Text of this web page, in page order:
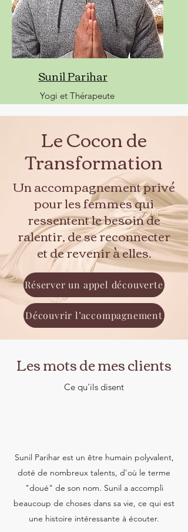
Sunil Parihar
Yogi et Thérapeute
Le Cocon de
Transformation
Un accompagnement privé
pour les femmes qui
ressentent le besoin de
ralentir, de se reconnecter
et de revenir à elles.
Réserver un appel découverte
Découvrir l’accompagnement
Les mots de mes clients
Ce qu'ils disent
Sunil Parihar est un être humain polyvalent,
doté de nombreux talents, d'où le terme
"doué" de son nom. Sunil a accompli
beaucoup de choses dans sa vie, ce qui est
une histoire intéressante à écouter.